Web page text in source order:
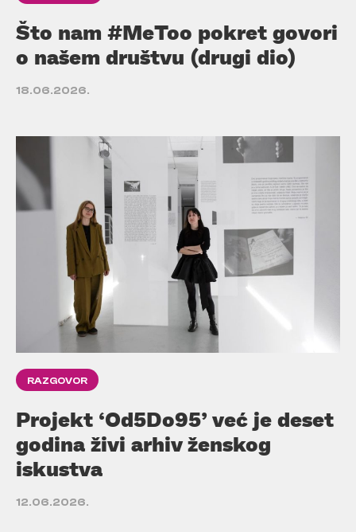
Što nam #MeToo pokret govori
o našem društvu (drugi dio)
18.06.2026.
RAZGOVOR
Projekt ‘Od5Do95’ već je deset
godina živi arhiv ženskog
iskustva
12.06.2026.